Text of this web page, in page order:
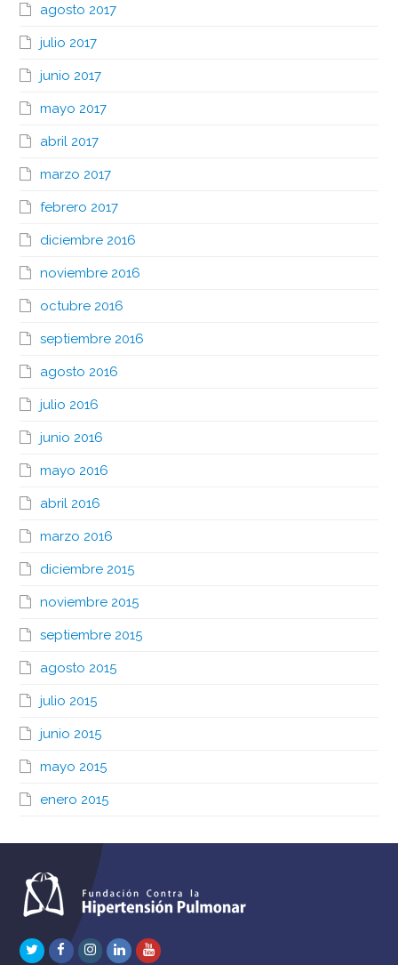
agosto 2017
julio 2017
junio 2017
mayo 2017
abril 2017
marzo 2017
febrero 2017
diciembre 2016
noviembre 2016
octubre 2016
septiembre 2016
agosto 2016
julio 2016
junio 2016
mayo 2016
abril 2016
marzo 2016
diciembre 2015
noviembre 2015
septiembre 2015
agosto 2015
julio 2015
junio 2015
mayo 2015
enero 2015
TwitterFacebook
Instagram
LinkedInYoutube